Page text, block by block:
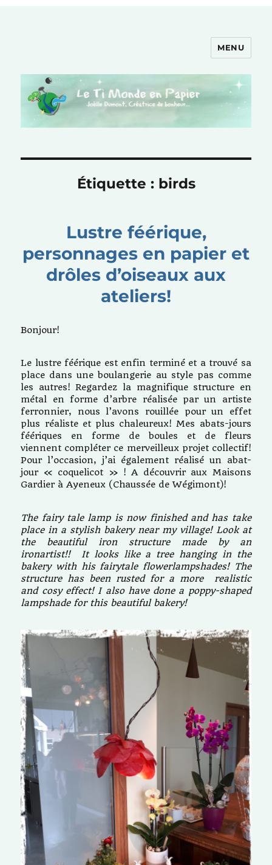
MENU
Étiquette : birds
Lustre féérique,
personnages en papier et
drôles d’oiseaux aux
ateliers!
Bonjour!
Le lustre féérique est enfin terminé et a trouvé sa
place dans une boulangerie au style pas comme
les autres! Regardez la magnifique structure en
métal en forme d’arbre réalisée par un artiste
ferronnier, nous l’avons rouillée pour un effet
plus réaliste et plus chaleureux! Mes abats-jours
féériques en forme de boules et de fleurs
viennent compléter ce merveilleux projet collectif!
Pour l’occasion, j’ai également réalisé un abat-
jour « coquelicot » ! A découvrir aux Maisons
Gardier à Ayeneux (Chaussée de Wégimont)!
The fairy tale lamp is now finished and has take
place in a stylish bakery near my village! Look at
the beautiful iron structure made by an
ironartist!! It looks like a tree hanging in the
bakery with his fairytale flowerlampshades! The
structure has been rusted for a more realistic
and cosy effect! I also have done a poppy-shaped
lampshade for this beautiful bakery!